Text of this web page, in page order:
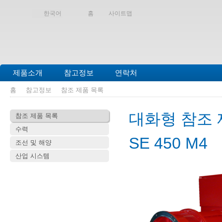
한국어 홈 사이트맵
제품소개 참고정보 연락처
홈 참고정보 참조 제품 목록
참조 제품 목록
수력
조선 및 해양
산업 시스템
대화형 참조
SE 450 M4